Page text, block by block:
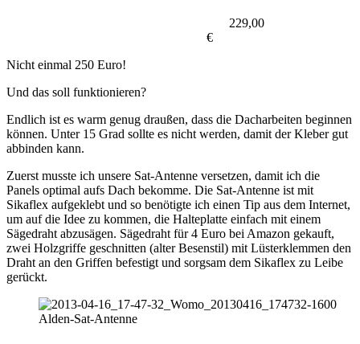
229,00
€
Nicht einmal 250 Euro!
Und das soll funktionieren?
Endlich ist es warm genug draußen, dass die Dacharbeiten beginnen
können. Unter 15 Grad sollte es nicht werden, damit der Kleber gut
abbinden kann.
Zuerst musste ich unsere Sat-Antenne versetzen, damit ich die
Panels optimal aufs Dach bekomme. Die Sat-Antenne ist mit
Sikaflex aufgeklebt und so benötigte ich einen Tip aus dem Internet,
um auf die Idee zu kommen, die Halteplatte einfach mit einem
Sägedraht abzusägen. Sägedraht für 4 Euro bei Amazon gekauft,
zwei Holzgriffe geschnitten (alter Besenstil) mit Lüsterklemmen den
Draht an den Griffen befestigt und sorgsam dem Sikaflex zu Leibe
gerückt.
Alden-Sat-Antenne